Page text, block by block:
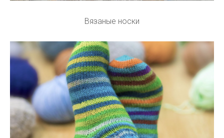
Вязаные носки